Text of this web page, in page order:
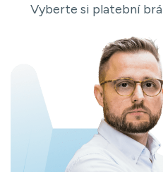
Vyberte si platební